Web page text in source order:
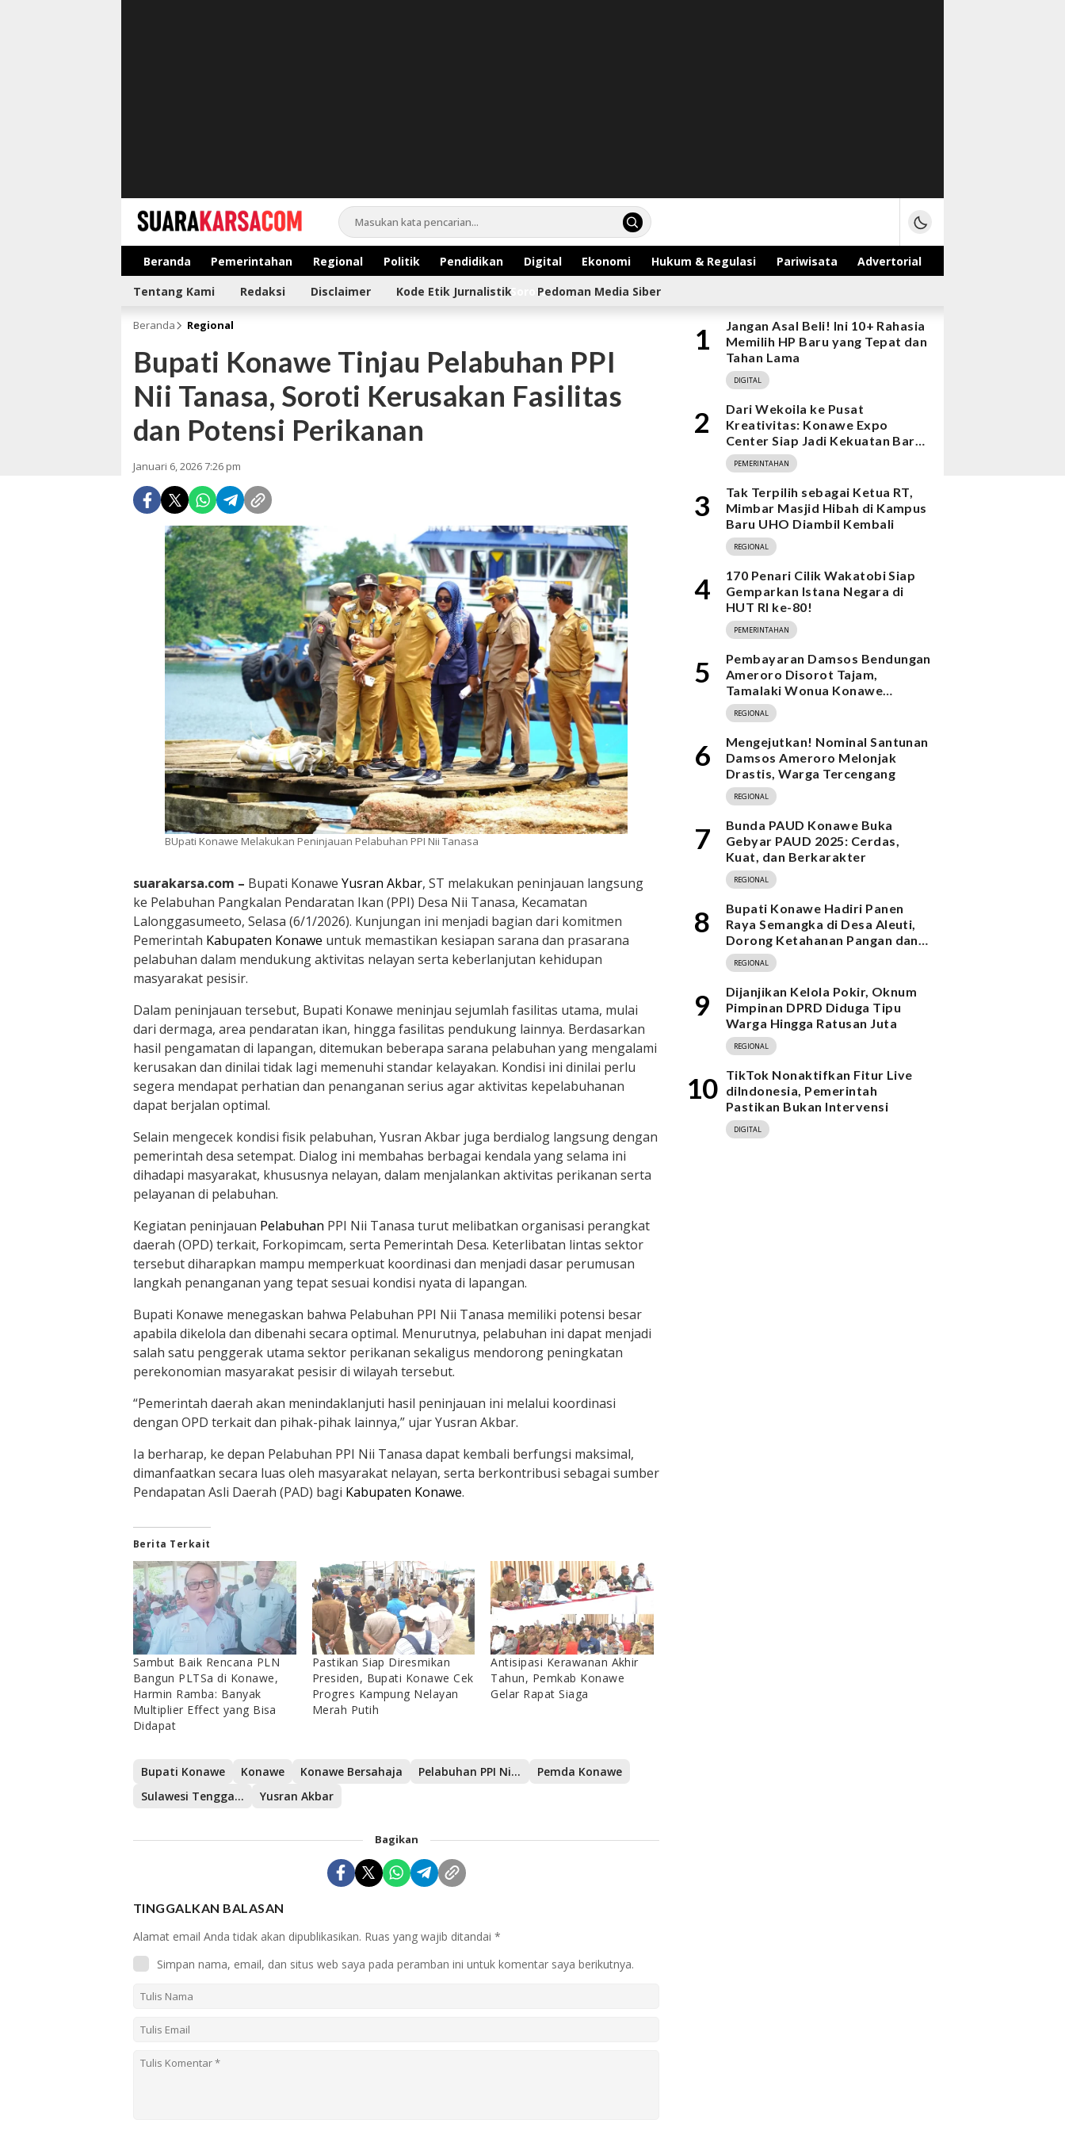
suarakarsa.com
Informasi terpercaya
Beranda Pemerintahan Regional Politik Pendidikan Digital Ekonomi Hukum & Regulasi Pariwisata
Advertorial
Sorotan
Tentang Kami Redaksi Disclaimer Kode Etik Jurnalistik Pedoman Media Siber
Beranda Regional
Bupati Konawe Tinjau Pelabuhan PPI
Nii Tanasa, Soroti Kerusakan Fasilitas
dan Potensi Perikanan
Januari 6, 2026 7:26 pm
BUpati Konawe Melakukan Peninjauan Pelabuhan PPI Nii Tanasa
suarakarsa.com – Bupati Konawe Yusran Akbar, ST melakukan peninjauan langsung
ke Pelabuhan Pangkalan Pendaratan Ikan (PPI) Desa Nii Tanasa, Kecamatan
Lalonggasumeeto, Selasa (6/1/2026). Kunjungan ini menjadi bagian dari komitmen
Pemerintah Kabupaten Konawe untuk memastikan kesiapan sarana dan prasarana
pelabuhan dalam mendukung aktivitas nelayan serta keberlanjutan kehidupan
masyarakat pesisir.
Dalam peninjauan tersebut, Bupati Konawe meninjau sejumlah fasilitas utama, mulai
dari dermaga, area pendaratan ikan, hingga fasilitas pendukung lainnya. Berdasarkan
hasil pengamatan di lapangan, ditemukan beberapa sarana pelabuhan yang mengalami
kerusakan dan dinilai tidak lagi memenuhi standar kelayakan. Kondisi ini dinilai perlu
segera mendapat perhatian dan penanganan serius agar aktivitas kepelabuhanan
dapat berjalan optimal.
Selain mengecek kondisi fisik pelabuhan, Yusran Akbar juga berdialog langsung dengan
pemerintah desa setempat. Dialog ini membahas berbagai kendala yang selama ini
dihadapi masyarakat, khususnya nelayan, dalam menjalankan aktivitas perikanan serta
pelayanan di pelabuhan.
Kegiatan peninjauan Pelabuhan PPI Nii Tanasa turut melibatkan organisasi perangkat
daerah (OPD) terkait, Forkopimcam, serta Pemerintah Desa. Keterlibatan lintas sektor
tersebut diharapkan mampu memperkuat koordinasi dan menjadi dasar perumusan
langkah penanganan yang tepat sesuai kondisi nyata di lapangan.
Bupati Konawe menegaskan bahwa Pelabuhan PPI Nii Tanasa memiliki potensi besar
apabila dikelola dan dibenahi secara optimal. Menurutnya, pelabuhan ini dapat menjadi
salah satu penggerak utama sektor perikanan sekaligus mendorong peningkatan
perekonomian masyarakat pesisir di wilayah tersebut.
“Pemerintah daerah akan menindaklanjuti hasil peninjauan ini melalui koordinasi
dengan OPD terkait dan pihak-pihak lainnya,” ujar Yusran Akbar.
Ia berharap, ke depan Pelabuhan PPI Nii Tanasa dapat kembali berfungsi maksimal,
dimanfaatkan secara luas oleh masyarakat nelayan, serta berkontribusi sebagai sumber
Pendapatan Asli Daerah (PAD) bagi Kabupaten Konawe.
Berita Terkait
Sambut Baik Rencana PLN
Bangun PLTSa di Konawe,
Harmin Ramba: Banyak
Multiplier Effect yang Bisa
Didapat
Pastikan Siap Diresmikan
Presiden, Bupati Konawe Cek
Progres Kampung Nelayan
Merah Putih
Antisipasi Kerawanan Akhir
Tahun, Pemkab Konawe
Gelar Rapat Siaga
Bupati Konawe Konawe Konawe Bersahaja Pelabuhan PPI Nii Tanasa
Pemda Konawe
Sulawesi Tenggara
Yusran Akbar
Bagikan
TINGGALKAN BALASAN
Alamat email Anda tidak akan dipublikasikan. Ruas yang wajib ditandai *
Simpan nama, email, dan situs web saya pada peramban ini untuk komentar saya berikutnya.
1
Jangan Asal Beli! Ini 10+ Rahasia
Memilih HP Baru yang Tepat dan
Tahan Lama
DIGITAL
2
Dari Wekoila ke Pusat
Kreativitas: Konawe Expo
Center Siap Jadi Kekuatan Baru
Ekonomi
PEMERINTAHAN
3
Tak Terpilih sebagai Ketua RT,
Mimbar Masjid Hibah di Kampus
Baru UHO Diambil Kembali
REGIONAL
4
170 Penari Cilik Wakatobi Siap
Gemparkan Istana Negara di
HUT RI ke-80!
PEMERINTAHAN
5
Pembayaran Damsos Bendungan
Ameroro Disorot Tajam,
Tamalaki Wonua Konawe
Ungkap Dugaan Ketidakberesan
REGIONAL
6
Mengejutkan! Nominal Santunan
Damsos Ameroro Melonjak
Drastis, Warga Tercengang
REGIONAL
7
Bunda PAUD Konawe Buka
Gebyar PAUD 2025: Cerdas,
Kuat, dan Berkarakter
REGIONAL
8
Bupati Konawe Hadiri Panen
Raya Semangka di Desa Aleuti,
Dorong Ketahanan Pangan dan
Program MBG
REGIONAL
9
Dijanjikan Kelola Pokir, Oknum
Pimpinan DPRD Diduga Tipu
Warga Hingga Ratusan Juta
REGIONAL
10 TikTok Nonaktifkan Fitur Live
diIndonesia, Pemerintah
Pastikan Bukan Intervensi
DIGITAL